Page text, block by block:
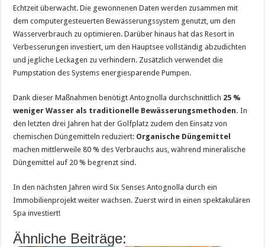
Echtzeit überwacht. Die gewonnenen Daten werden zusammen mit
dem computergesteuerten Bewässerungssystem genutzt, um den
Wasserverbrauch zu optimieren. Darüber hinaus hat das Resort in
Verbesserungen investiert, um den Hauptsee vollständig abzudichten
und jegliche Leckagen zu verhindern. Zusätzlich verwendet die
Pumpstation des Systems energiesparende Pumpen.
Dank dieser Maßnahmen benötigt Antognolla durchschnittlich 25 %
weniger Wasser als traditionelle Bewässerungsmethoden. In
den letzten drei Jahren hat der Golfplatz zudem den Einsatz von
chemischen Düngemitteln reduziert: Organische Düngemittel
machen mittlerweile 80 % des Verbrauchs aus, während mineralische
Düngemittel auf 20 % begrenzt sind.
In den nächsten Jahren wird Six Senses Antognolla durch ein
Immobilienprojekt weiter wachsen. Zuerst wird in einen spektakulären
Spa investiert!
Ähnliche Beiträge: